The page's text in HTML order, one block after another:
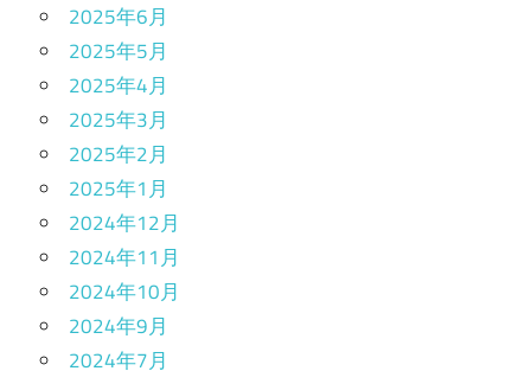
2025年6月
2025年5月
2025年4月
2025年3月
2025年2月
2025年1月
2024年12月
2024年11月
2024年10月
2024年9月
2024年7月